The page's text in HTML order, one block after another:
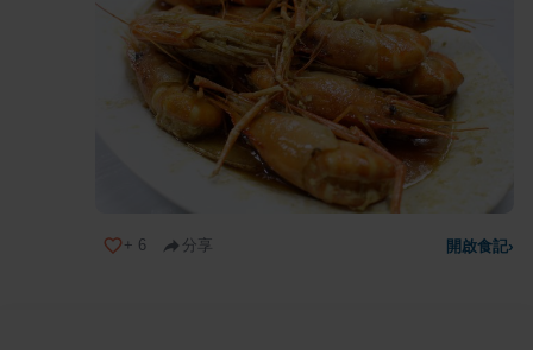
+ 6 分享 開啟食記›